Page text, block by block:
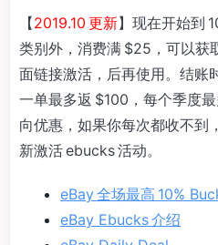
【2019.10 更新】现在开始到
类别外，消费满 $25，可以获
面链接激活，后再使用。结账
一单最多返 $100，每个季度
向优惠，如果你每次都收不到
新激活 ebucks 活动。
eBay 全场最高 10%
eBay Ebucks 介绍